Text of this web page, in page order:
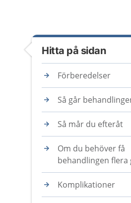
Hitta på sidan
Förberedelser
Så går
Så mår du efteråt
Om du behöver få
behandlingen flera
Komplikationer